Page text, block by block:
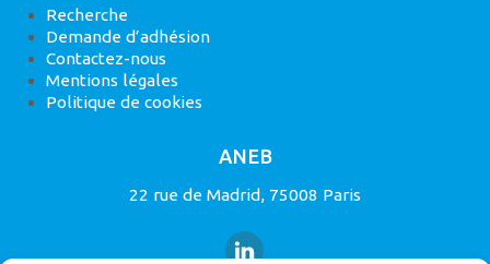
Recherche
Demande d’adhésion
Contactez-nous
Mentions légales
Politique de cookies
ANEB
22 rue de Madrid, 75008 Paris